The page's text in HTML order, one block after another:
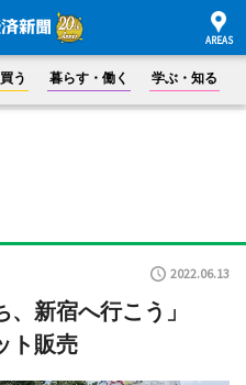
買う 暮らす・働く 学ぶ・知る
2022.06.13
、新宿へ行こう」
ト販売